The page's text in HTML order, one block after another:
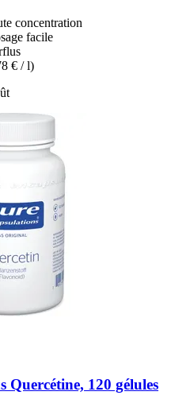
concentration
facile
€ / l)
Quercétine, 120 gélules